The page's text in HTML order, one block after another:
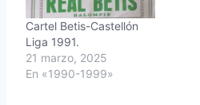
Cartel Betis-Castellón
Liga 1991.
21 marzo, 2025
En «1990-1999»